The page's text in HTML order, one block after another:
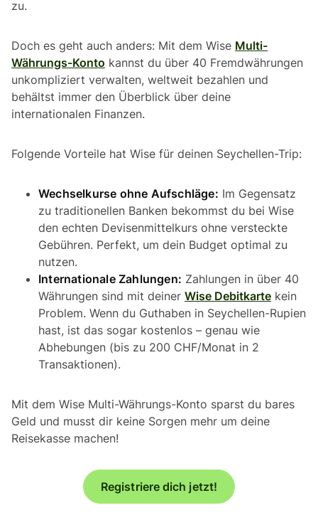
zu.
Doch es geht auch anders: Mit dem Wise Multi-
Währungs-Konto kannst du über 40 Fremdwährungen
unkompliziert verwalten, weltweit bezahlen und
behältst immer den Überblick über deine
internationalen Finanzen.
Folgende Vorteile hat Wise für deinen Seychellen-Trip:
Wechselkurse ohne Aufschläge: Im Gegensatz
zu traditionellen Banken bekommst du bei Wise
den echten Devisenmittelkurs ohne versteckte
Gebühren. Perfekt, um dein Budget optimal zu
nutzen.
Internationale Zahlungen: Zahlungen in über 40
Währungen sind mit deiner Wise Debitkarte kein
Problem. Wenn du Guthaben in Seychellen-Rupien
hast, ist das sogar kostenlos – genau wie
Abhebungen (bis zu 200 CHF/Monat in 2
Transaktionen).
Mit dem Wise Multi-Währungs-Konto sparst du bares
Geld und musst dir keine Sorgen mehr um deine
Reisekasse machen!
Registriere dich jetzt!